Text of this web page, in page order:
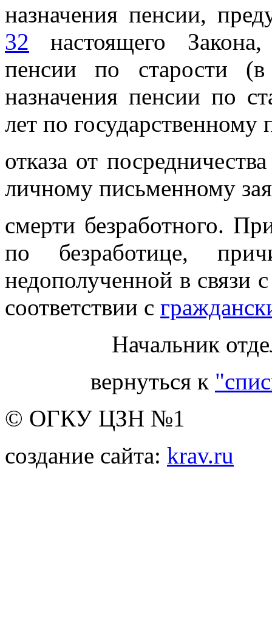
назначения пенсии,
32 настоящего
пенсии по старости
назначения пенсии по
лет по
отказа от
личному письменному
смерти безработного.
по безработице,
недополученной в связи
соответствии с
Начальник
вернуться к
© ОГКУ ЦЗН №1
создание сайта: krav.ru